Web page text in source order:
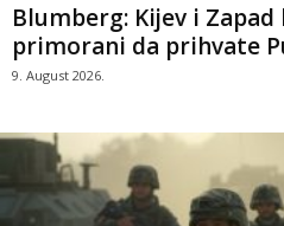
Blumberg: Kijev i
primorani da prihvate
9. August 2026.